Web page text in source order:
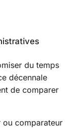
du temps
décennale
de comparer
ou comparateur